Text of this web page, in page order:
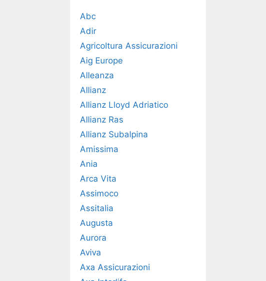
Abc
Adir
Agricoltura Assicurazioni
Aig Europe
Alleanza
Allianz
Allianz Lloyd Adriatico
Allianz Ras
Allianz Subalpina
Amissima
Ania
Arca Vita
Assimoco
Assitalia
Augusta
Aurora
Aviva
Axa Assicurazioni